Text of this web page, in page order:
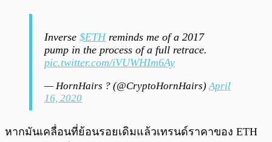
Inverse $ETHreminds me of a 2017
pump in the process of a full retrace.
pic.twitter.com/iVUWHIm6Ay
— HornHairs ? (@CryptoHornHairs)April
16, 2020
หากมันเคลื่อนที่ย้อนรอยเดิมแล้วเทรนด์ราคาของ ETH